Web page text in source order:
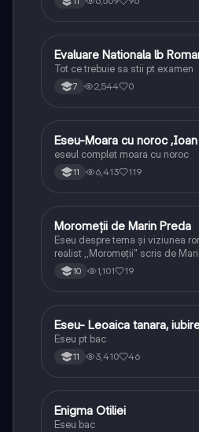
Limba și literatura română
Evaluare Nationala lb
Tot ce trebuie sa stii pt examen
7 2,544 0
Limba și literatura română
Eseu-Moara cu noroc
eseul complet moara cu noroc
11 6,413 119
Limba și literatura română
Moromeții de Marin Preda
Eseu despre tema și viziunea
realist ,,Moromeții" scris de
10 1,101 19
Limba și literatura română
Eseu- Leoaica tanara,
Eseu pt bac
11 3,410 46
Limba și literatura română
Enigma Otiliei
Eseu bac